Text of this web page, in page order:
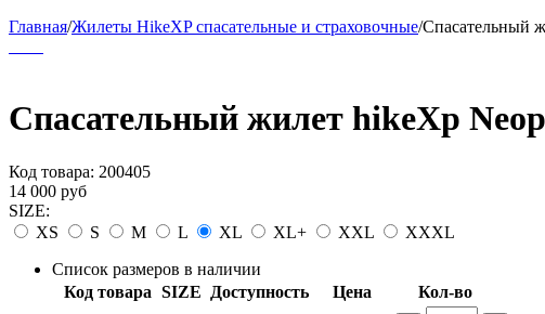
Главная/Жилеты HikeXP спасательные и страховочные/Спасательный
Спасательный жилет hikeXp
Код товара: 200405
14 000 руб
SIZE:
XS
S M L XL XL+ XXL
XXXL
Список размеров в наличии
Код товара SIZE Доступность Цена Кол-во